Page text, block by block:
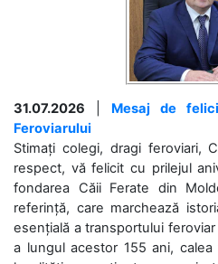
31.07.2026
Mesaj de
Feroviarului
Stimați colegi, dragi feroviari,
respect, vă felicit cu prilejul
fondarea Căii Ferate din
referință, care marchează
esențială a transportului
a lungul acestor 155 ani,